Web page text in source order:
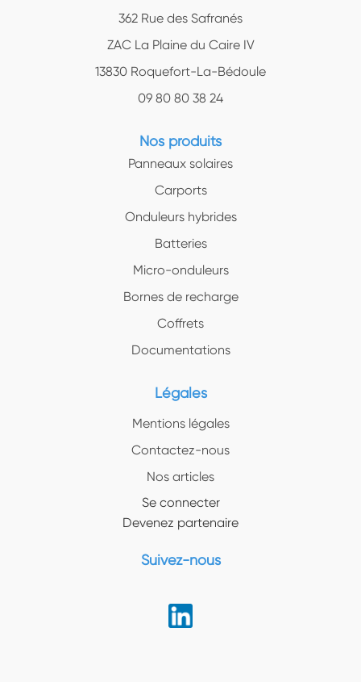
362 Rue des Safranés
ZAC La Plaine du Caire IV
13830 Roquefort-La-Bédoule
09 80 80 38 24
Nos produits
Panneaux solaires
Carports
Onduleurs hybrides
Batteries
Micro-onduleurs
Bornes de recharge
Coffrets
Documentations
Légales
Mentions légales
Contactez-nous
Nos articles
Se connecter
Devenez partenaire
Suivez-nous